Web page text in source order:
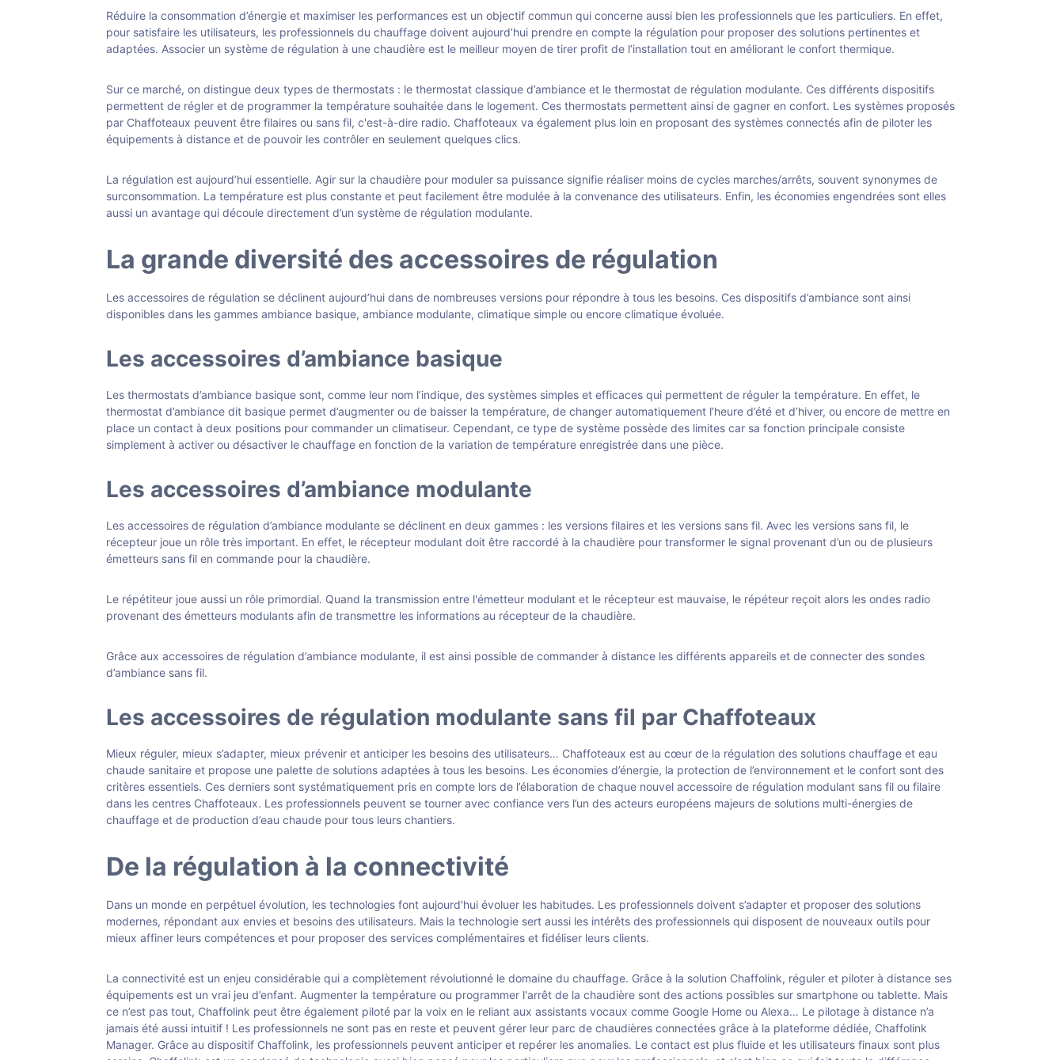
Réduire la consommation d’énergie et maximiser les performances est un objectif commun qui concerne aussi bien les professionnels que les particuliers. En effet,
pour satisfaire les utilisateurs, les professionnels du chauffage doivent aujourd’hui prendre en compte la régulation pour proposer des solutions pertinentes et
adaptées. Associer un système de régulation à une chaudière est le meilleur moyen de tirer profit de l’installation tout en améliorant le confort thermique.
Sur ce marché, on distingue deux types de thermostats : le thermostat classique d’ambiance et le thermostat de régulation modulante. Ces différents dispositifs
permettent de régler et de programmer la température souhaitée dans le logement. Ces thermostats permettent ainsi de gagner en confort. Les systèmes proposés
par Chaffoteaux peuvent être filaires ou sans fil, c'est-à-dire radio. Chaffoteaux va également plus loin en proposant des systèmes connectés afin de piloter les
équipements à distance et de pouvoir les contrôler en seulement quelques clics.
La régulation est aujourd’hui essentielle. Agir sur la chaudière pour moduler sa puissance signifie réaliser moins de cycles marches/arrêts, souvent synonymes de
surconsommation. La température est plus constante et peut facilement être modulée à la convenance des utilisateurs. Enfin, les économies engendrées sont elles
aussi un avantage qui découle directement d’un système de régulation modulante.
La grande diversité des accessoires de régulation
Les accessoires de régulation se déclinent aujourd’hui dans de nombreuses versions pour répondre à tous les besoins. Ces dispositifs d’ambiance sont ainsi
disponibles dans les gammes ambiance basique, ambiance modulante, climatique simple ou encore climatique évoluée.
Les accessoires d’ambiance basique
Les thermostats d’ambiance basique sont, comme leur nom l’indique, des systèmes simples et efficaces qui permettent de réguler la température. En effet, le
thermostat d’ambiance dit basique permet d’augmenter ou de baisser la température, de changer automatiquement l’heure d’été et d’hiver, ou encore de mettre en
place un contact à deux positions pour commander un climatiseur. Cependant, ce type de système possède des limites car sa fonction principale consiste
simplement à activer ou désactiver le chauffage en fonction de la variation de température enregistrée dans une pièce.
Les accessoires d’ambiance modulante
Les accessoires de régulation d’ambiance modulante se déclinent en deux gammes : les versions filaires et les versions sans fil. Avec les versions sans fil, le
récepteur joue un rôle très important. En effet, le récepteur modulant doit être raccordé à la chaudière pour transformer le signal provenant d’un ou de plusieurs
émetteurs sans fil en commande pour la chaudière.
Le répétiteur joue aussi un rôle primordial. Quand la transmission entre l'émetteur modulant et le récepteur est mauvaise, le répéteur reçoit alors les ondes radio
provenant des émetteurs modulants afin de transmettre les informations au récepteur de la chaudière.
Grâce aux accessoires de régulation d’ambiance modulante, il est ainsi possible de commander à distance les différents appareils et de connecter des sondes
d’ambiance sans fil.
Les accessoires de régulation modulante sans fil par Chaffoteaux
Mieux réguler, mieux s’adapter, mieux prévenir et anticiper les besoins des utilisateurs… Chaffoteaux est au cœur de la régulation des solutions chauffage et eau
chaude sanitaire et propose une palette de solutions adaptées à tous les besoins. Les économies d’énergie, la protection de l’environnement et le confort sont des
critères essentiels. Ces derniers sont systématiquement pris en compte lors de l’élaboration de chaque nouvel accessoire de régulation modulant sans fil ou filaire
dans les centres Chaffoteaux. Les professionnels peuvent se tourner avec confiance vers l’un des acteurs européens majeurs de solutions multi-énergies de
chauffage et de production d’eau chaude pour tous leurs chantiers.
De la régulation à la connectivité
Dans un monde en perpétuel évolution, les technologies font aujourd'hui évoluer les habitudes. Les professionnels doivent s’adapter et proposer des solutions
modernes, répondant aux envies et besoins des utilisateurs. Mais la technologie sert aussi les intérêts des professionnels qui disposent de nouveaux outils pour
mieux affiner leurs compétences et pour proposer des services complémentaires et fidéliser leurs clients.
La connectivité est un enjeu considérable qui a complètement révolutionné le domaine du chauffage. Grâce à la solution Chaffolink, réguler et piloter à distance ses
équipements est un vrai jeu d’enfant. Augmenter la température ou programmer l'arrêt de la chaudière sont des actions possibles sur smartphone ou tablette. Mais
ce n’est pas tout, Chaffolink peut être également piloté par la voix en le reliant aux assistants vocaux comme Google Home ou Alexa… Le pilotage à distance n’a
jamais été aussi intuitif ! Les professionnels ne sont pas en reste et peuvent gérer leur parc de chaudières connectées grâce à la plateforme dédiée, Chaffolink
Manager. Grâce au dispositif Chaffolink, les professionnels peuvent anticiper et repérer les anomalies. Le contact est plus fluide et les utilisateurs finaux sont plus